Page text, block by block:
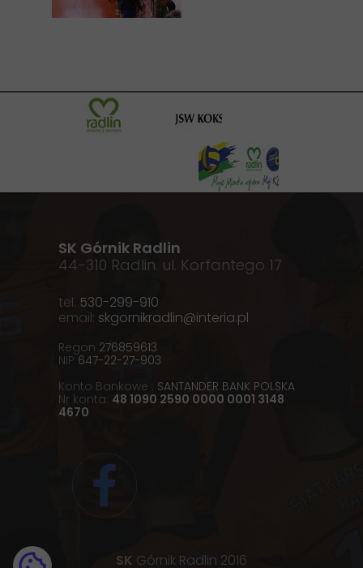
SK Górnik Radlin
44-310 Radlin. ul. Korfantego 17
tel. 530-299-910
email: skgornikradlin@interia.pl
Regon 276859613
NIP 647-22-27-903
Konto Bankowe : SANTANDER BANK POLSKA
Nr konta: 48 1090 2590 0000 0001 3148
4670
SK Górnik Radlin 2016